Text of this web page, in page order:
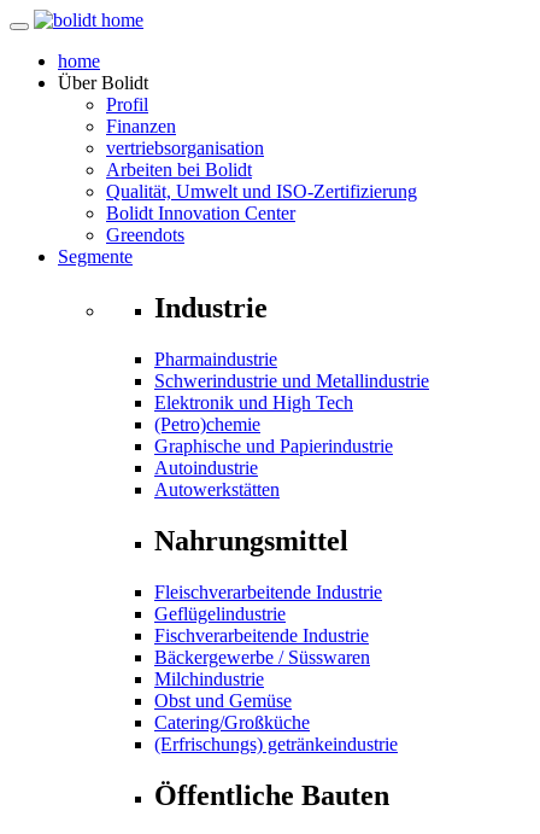
home
ÜberBolidt
Profil
Finanzen
vertriebsorganisation
Arbeiten bei Bolidt
Qualität, Umwelt und ISO-Zertifizierung
Bolidt Innovation Center
Greendots
Segmente
Industrie
Pharmaindustrie
Schwerindustrie und Metallindustrie
Elektronik und High Tech
(Petro)chemie
Graphische und Papierindustrie
Autoindustrie
Autowerkstätten
Nahrungsmittel
Fleischverarbeitende Industrie
Geflügelindustrie
Fischverarbeitende Industrie
Bäckergewerbe / Süsswaren
Milchindustrie
Obst und Gemüse
Catering/Großküche
(Erfrischungs) getränkeindustrie
Öffentliche Bauten